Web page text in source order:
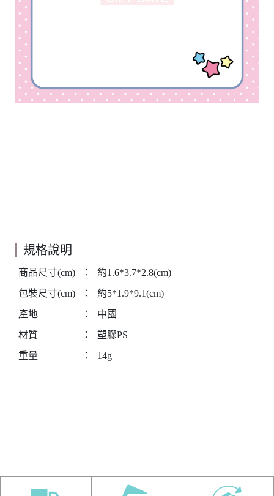
規格說明
商品尺寸(cm) ：
約1.6*3.7*2.8(cm)
包裝尺寸(cm)
：
約5*1.9*9.1(cm)
產地
：
中國
材質
：
塑膠PS
重量
： 14g